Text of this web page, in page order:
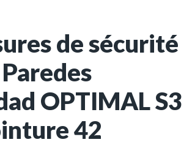
de sécurité
OPTIMAL S3
42